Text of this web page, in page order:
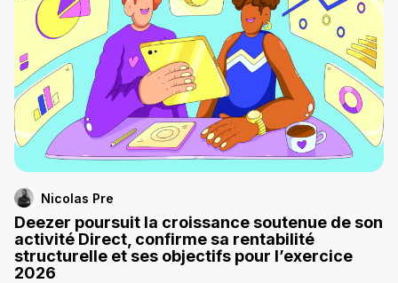
Nicolas Pre
Deezer poursuit la croissance soutenue de son
activité Direct, confirme sa rentabilité
structurelle et ses objectifs pour l’exercice
2026